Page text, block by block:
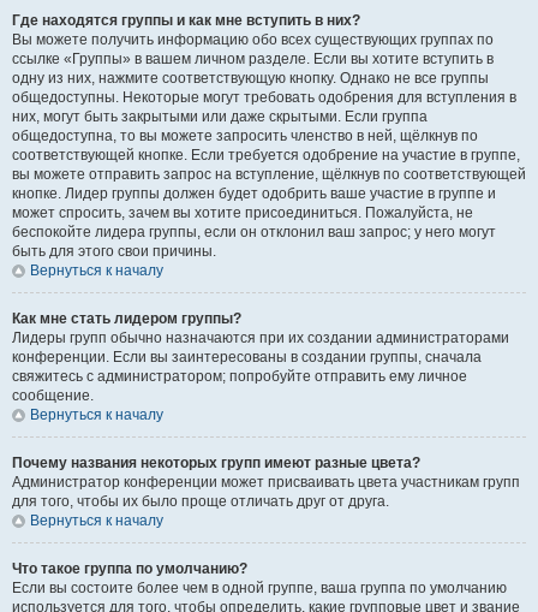
Где находятся группы и как мне вступить в них?
Вы можете получить информацию обо всех существующих группах по
ссылке «Группы» в вашем личном разделе. Если вы хотите вступить в
одну из них, нажмите соответствующую кнопку. Однако не все группы
общедоступны. Некоторые могут требовать одобрения для вступления в
них, могут быть закрытыми или даже скрытыми. Если группа
общедоступна, то вы можете запросить членство в ней, щёлкнув по
соответствующей кнопке. Если требуется одобрение на участие в группе,
вы можете отправить запрос на вступление, щёлкнув по соответствующей
кнопке. Лидер группы должен будет одобрить ваше участие в группе и
может спросить, зачем вы хотите присоединиться. Пожалуйста, не
беспокойте лидера группы, если он отклонил ваш запрос; у него могут
быть для этого свои причины.
Вернуться к началу
Как мне стать лидером группы?
Лидеры групп обычно назначаются при их создании администраторами
конференции. Если вы заинтересованы в создании группы, сначала
свяжитесь с администратором; попробуйте отправить ему личное
сообщение.
Вернуться к началу
Почему названия некоторых групп имеют разные цвета?
Администратор конференции может присваивать цвета участникам групп
для того, чтобы их было проще отличать друг от друга.
Вернуться к началу
Что такое группа по умолчанию?
Если вы состоите более чем в одной группе, ваша группа по умолчанию
используется для того, чтобы определить, какие групповые цвет и звание